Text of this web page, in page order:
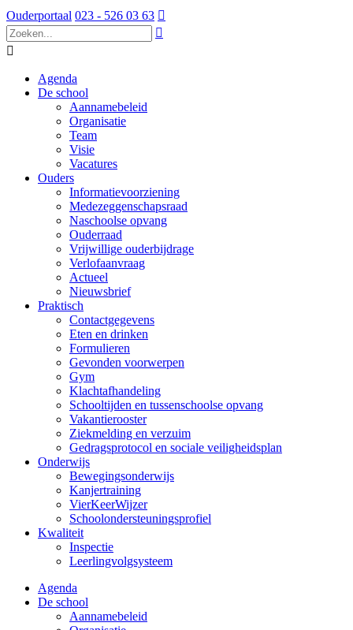
Ouderportaal 023 - 526 03 63 


Agenda
De school
Aannamebeleid
Organisatie
Team
Visie
Vacatures
Ouders
Informatievoorziening
Medezeggenschapsraad
Naschoolse opvang
Ouderraad
Vrijwillige ouderbijdrage
Verlofaanvraag
Actueel
Nieuwsbrief
Praktisch
Contactgegevens
Eten en drinken
Formulieren
Gevonden voorwerpen
Gym
Klachtafhandeling
Schooltijden en tussenschoolse opvang
Vakantierooster
Ziekmelding en verzuim
Gedragsprotocol en sociale veiligheidsplan
Onderwijs
Bewegingsonderwijs
Kanjertraining
VierKeerWijzer
Schoolondersteuningsprofiel
Kwaliteit
Inspectie
Leerlingvolgsysteem
Agenda
De school
Aannamebeleid